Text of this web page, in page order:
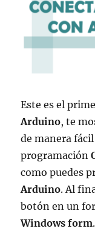
Este es el
Arduino, te
de manera
programación
como puedes
Arduino. Al
botón en un
Windows form.